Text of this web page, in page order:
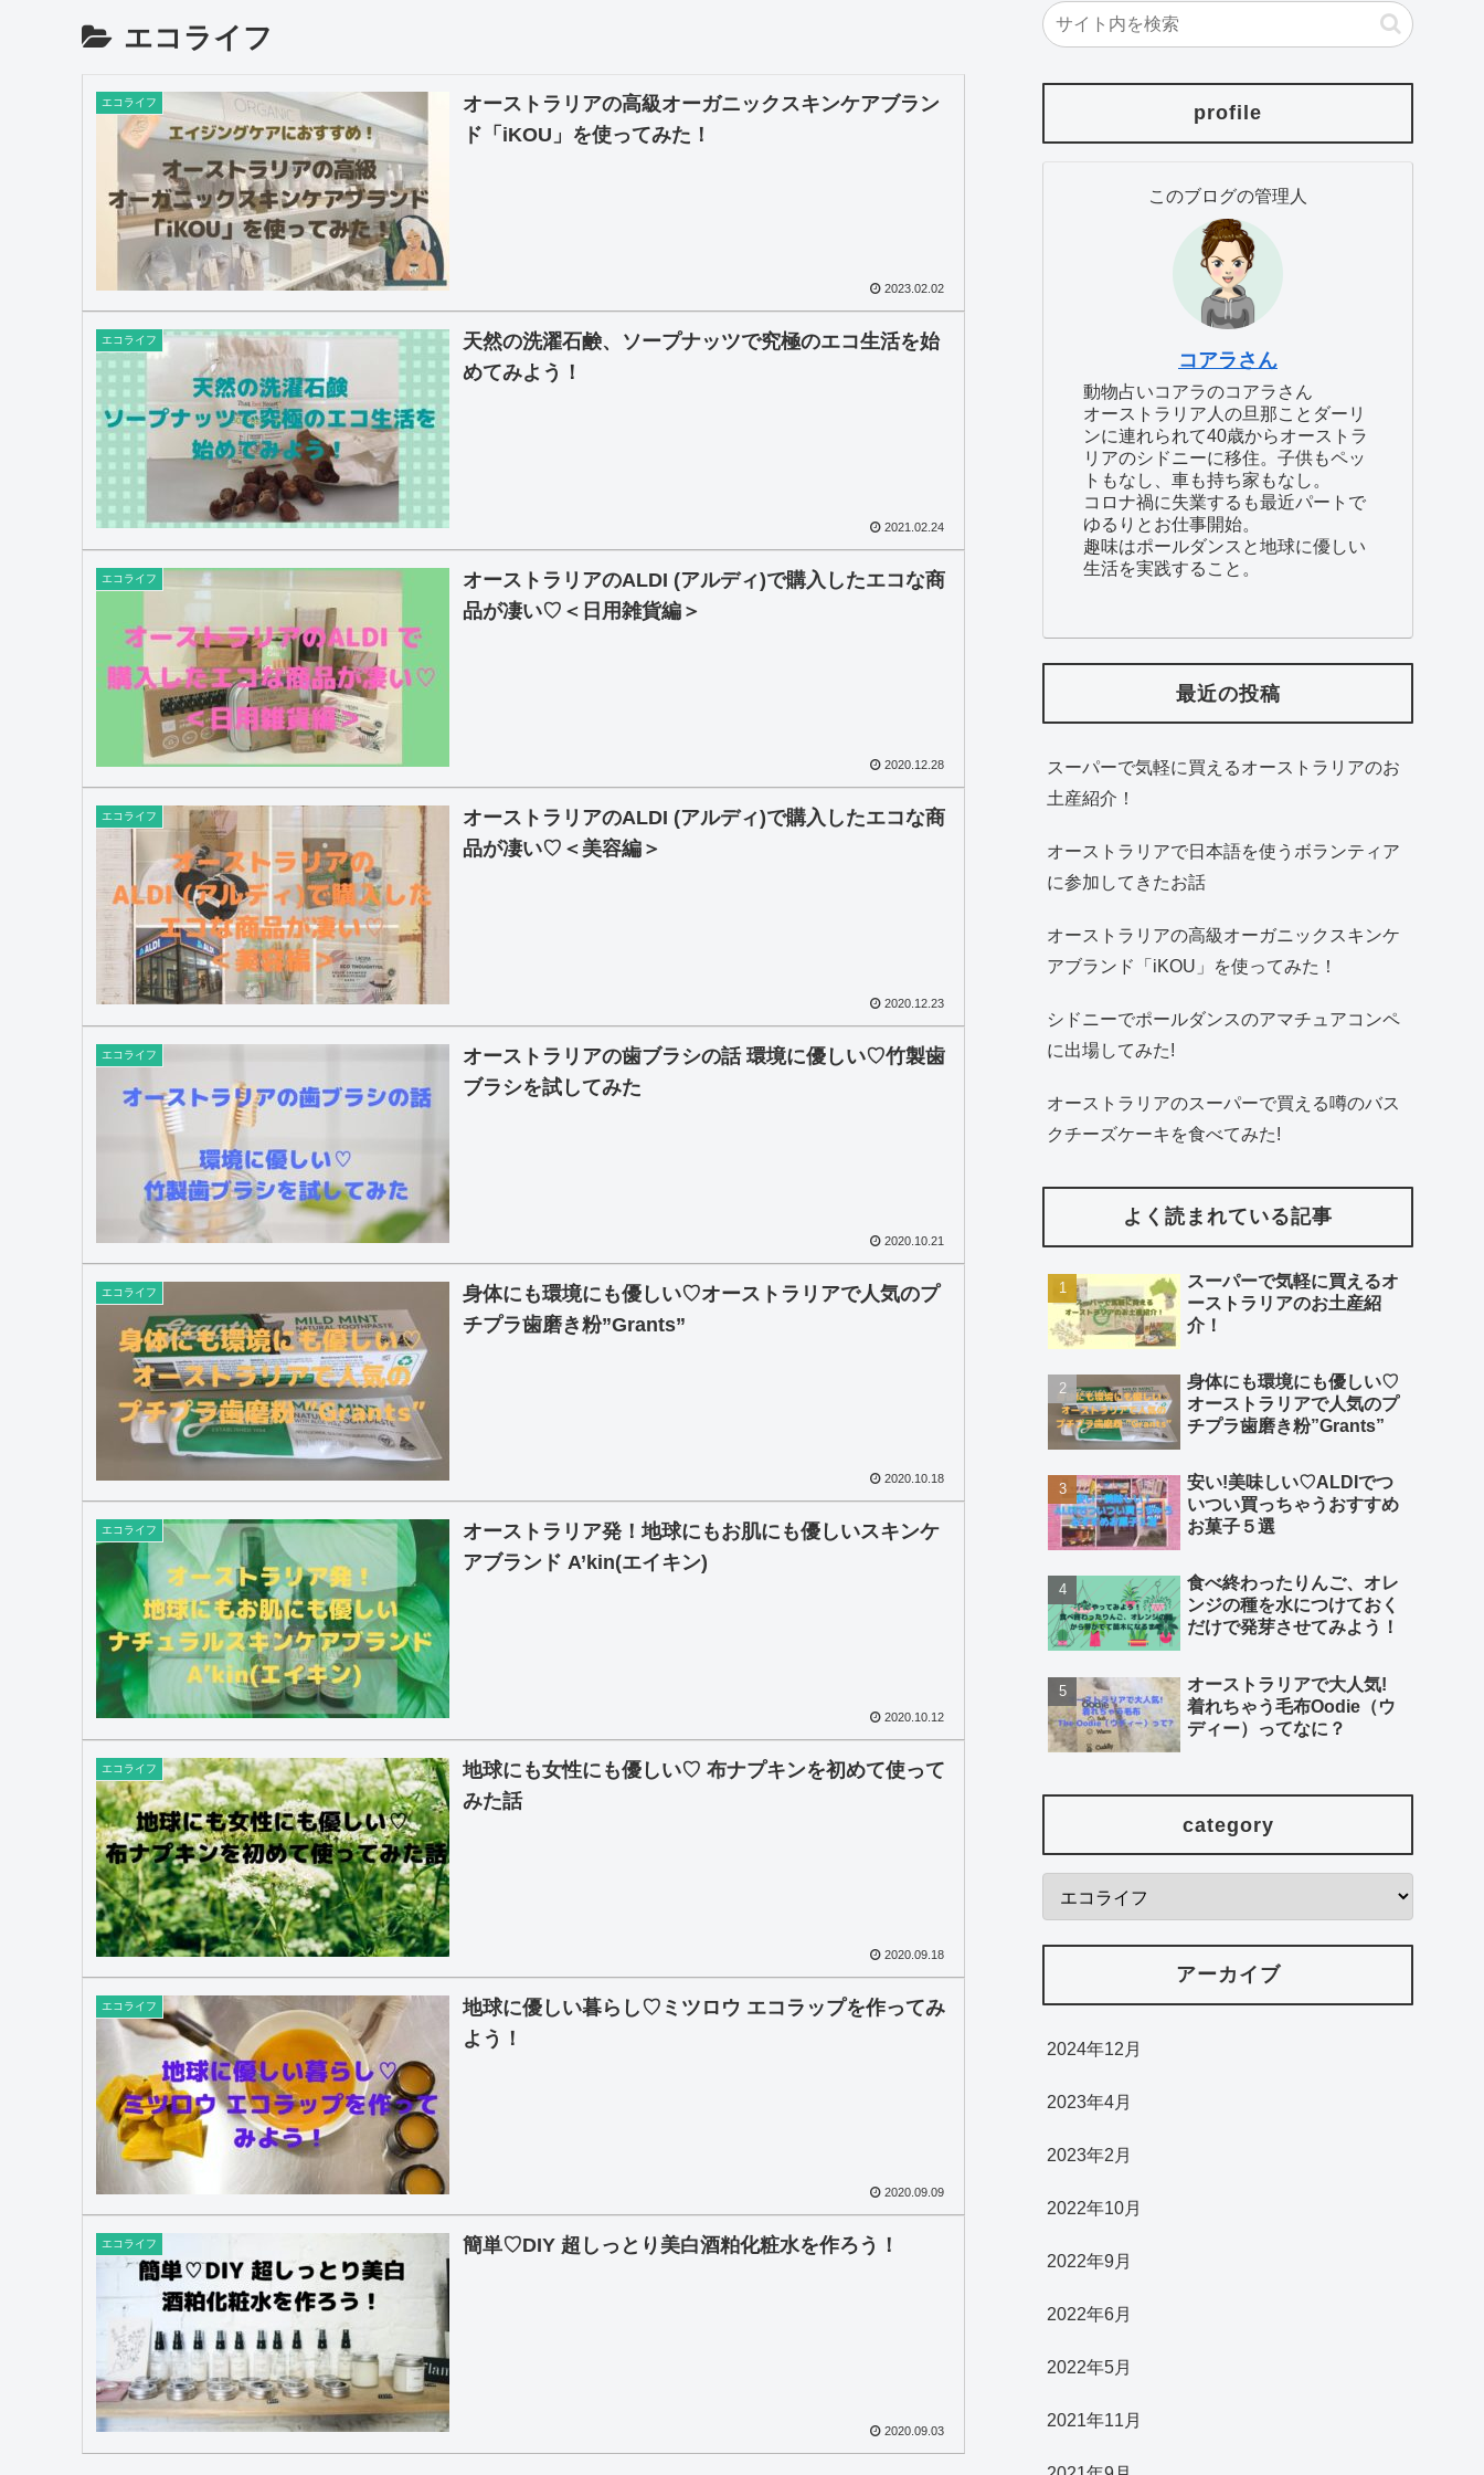
エコライフ
エコライフ
オーストラリアの高級オーガニックスキンケアブラン
ド「iKOU」を使ってみた！
2023.02.02
エコライフ
天然の洗濯石鹸、ソープナッツで究極のエコ生活を始
めてみよう！
2021.02.24
エコライフ
オーストラリアのALDI (アルディ)で購入したエコな商
品が凄い♡＜日用雑貨編＞
2020.12.28
エコライフ
オーストラリアのALDI (アルディ)で購入したエコな商
品が凄い♡＜美容編＞
2020.12.23
エコライフ
オーストラリアの歯ブラシの話 環境に優しい♡竹製歯
ブラシを試してみた
2020.10.21
エコライフ
身体にも環境にも優しい♡オーストラリアで人気のプ
チプラ歯磨き粉”Grants”
2020.10.18
エコライフ
オーストラリア発！地球にもお肌にも優しいスキンケ
アブランド A’kin(エイキン)
2020.10.12
エコライフ
地球にも女性にも優しい♡ 布ナプキンを初めて使って
みた話
2020.09.18
エコライフ
地球に優しい暮らし♡ミツロウ エコラップを作ってみ
よう！
2020.09.09
エコライフ 簡単♡DIY 超しっとり美白酒粕化粧水を作ろう！
2020.09.03
profile
このブログの管理人
コアラさん
動物占いコアラのコアラさん
オーストラリア人の旦那ことダーリ
ンに連れられて40歳からオーストラ
リアのシドニーに移住。子供もペッ
トもなし、車も持ち家もなし。
コロナ禍に失業するも最近パートで
ゆるりとお仕事開始。
趣味はポールダンスと地球に優しい
生活を実践すること。
最近の投稿
スーパーで気軽に買えるオーストラリアのお
土産紹介！
オーストラリアで日本語を使うボランティア
に参加してきたお話
オーストラリアの高級オーガニックスキンケ
アブランド「iKOU」を使ってみた！
シドニーでポールダンスのアマチュアコンペ
に出場してみた!
オーストラリアのスーパーで買える噂のバス
クチーズケーキを食べてみた!
よく読まれている記事
スーパーで気軽に買えるオ
ーストラリアのお土産紹
介！
身体にも環境にも優しい♡
オーストラリアで人気のプ
チプラ歯磨き粉”Grants”
安い!美味しい♡ALDIでつ
いつい買っちゃうおすすめ
お菓子５選
食べ終わったりんご、オレ
ンジの種を水につけておく
だけで発芽させてみよう！
オーストラリアで大人気!
着れちゃう毛布Oodie（ウ
ディー）ってなに？
category
アーカイブ
2024年12月
2023年4月
2023年2月
2022年10月
2022年9月
2022年6月
2022年5月
2021年11月